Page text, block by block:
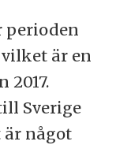
perioden
är en
Sverige
är något